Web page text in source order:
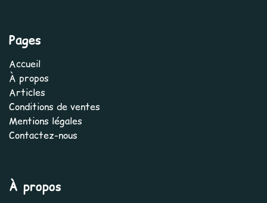
Pages
Accueil
À propos
Articles
Conditions de ventes
Mentions légales
Contactez-nous
À propos